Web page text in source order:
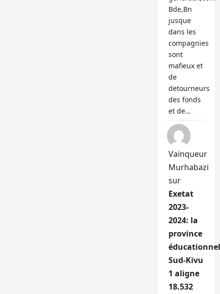
Bde,Bn
jusque
dans les
compagnies
sont
mafieux et
de
detourneurs
des fonds
et de…
Vainqueur
Murhabazi
sur
Exetat
2023-
2024: la
province
Sud-Kivu
1 aligne
18.532